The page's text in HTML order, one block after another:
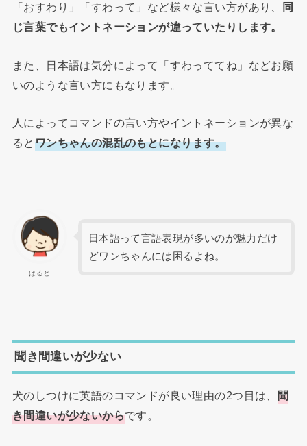
「おすわり」「すわって」など様々な言い方があり、
同
じ言葉でもイントネーションが違っていたりします。
また、日本語は気分によって「すわっててね」などお願
いのような言い方にもなります。
人によってコマンドの言い方やイントネーションが異な
ると ワンちゃんの混乱のもとになります。
はると
日本語って言語表現が多いのが魅力だけ
どワンちゃんには困るよね。
聞き間違いが少ない
犬のしつけに英語のコマンドが良い理由の2つ目は、 聞
き間違いが少ないからです。